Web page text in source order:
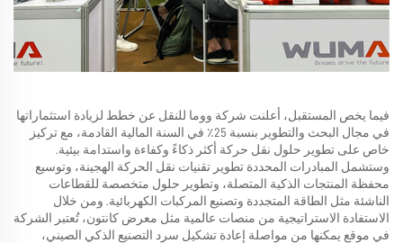
فيما يخص المستقبل، أعلنت شركة ووما للنقل عن خطط لزيادة استثماراتها
في مجال البحث والتطوير بنسبة 25٪ في السنة المالية القادمة، مع تركيز
خاص على تطوير حلول نقل حركة أكثر ذكاءً وكفاءة واستدامة بيئية.
وستشمل المبادرات المحددة تطوير تقنيات نقل الحركة الهجينة، وتوسيع
محفظة المنتجات الذكية المتصلة، وتطوير حلول متخصصة للقطاعات
الناشئة مثل الطاقة المتجددة وتصنيع المركبات الكهربائية. ومن خلال
الاستفادة الاستراتيجية من منصات عالمية مثل معرض كانتون، تُعتبر الشركة
في موقع يمكنها من مواصلة إعادة تشكيل سرد التصنيع الذكي الصيني،